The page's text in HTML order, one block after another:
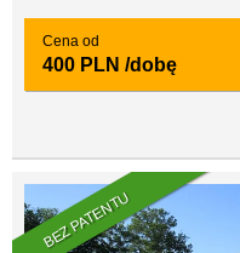
Cena od
400 PLN /dobę
BEZ PATENTU